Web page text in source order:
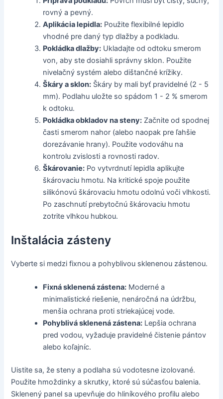
rovný a pevný.
Aplikácia lepidla: Použite flexibilné lepidlo
vhodné pre daný typ dlažby a podkladu.
Pokládka dlažby: Ukladajte od odtoku smerom
von, aby ste dosiahli správny sklon. Použite
nivelačný systém alebo dištančné krížiky.
Škáry a sklon: Škáry by mali byť pravidelné (2 - 5
mm). Podlahu uložte so spádom 1 - 2 % smerom
k odtoku.
Pokládka obkladov na steny: Začnite od spodnej
časti smerom nahor (alebo naopak pre ľahšie
dorezávanie hrany). Použite vodováhu na
kontrolu zvislosti a rovnosti radov.
Škárovanie: Po vytvrdnutí lepidla aplikujte
škárovaciu hmotu. Na kritické spoje použite
silikónovú škárovaciu hmotu odolnú voči vlhkosti.
Po zaschnutí prebytočnú škárovaciu hmotu
zotrite vlhkou hubkou.
Inštalácia zásteny
Vyberte si medzi fixnou a pohyblivou sklenenou zástenou.
Fixná sklenená zástena: Moderné a
minimalistické riešenie, nenáročná na údržbu,
menšia ochrana proti striekajúcej vode.
Pohyblivá sklenená zástena: Lepšia ochrana
pred vodou, vyžaduje pravidelné čistenie pántov
alebo koľajníc.
Uistite sa, že steny a podlaha sú vodotesne izolované.
Použite hmoždinky a skrutky, ktoré sú súčasťou balenia.
Sklenený panel sa upevňuje do hliníkového profilu alebo